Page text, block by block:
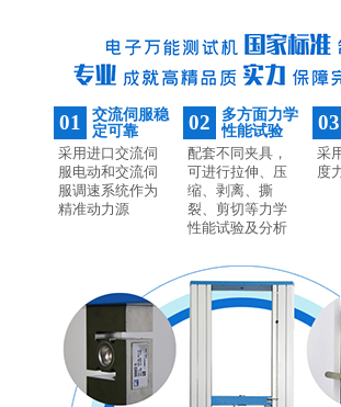
01
交流伺服稳
定可靠
采用进口交流伺
服电动和交流伺
服调速系统作为
精准动力源
02
多方面力学
性能试验
配套不同夹具，
可进行拉伸、压
缩、剥离、撕
裂、剪切等力学
性能试验及分析
03
采
度